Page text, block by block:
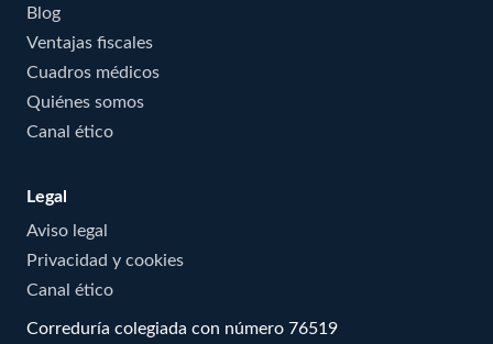
Blog
Ventajas fiscales
Cuadros médicos
Quiénes somos
Canal ético
Legal
Aviso legal
Privacidad y cookies
Canal ético
Correduría colegiada con número 76519